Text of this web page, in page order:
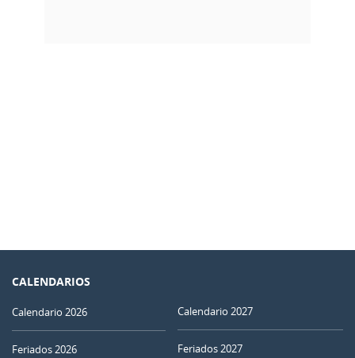
CALENDARIOS
Calendario 2026
Feriados 2026
Calendario 2027
Feriados 2027